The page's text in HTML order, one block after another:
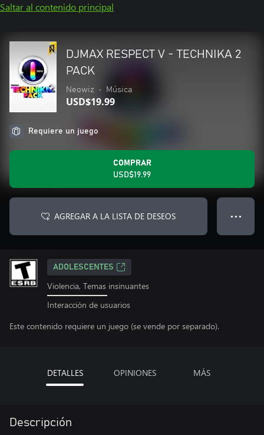
Saltar al contenido principal
DJMAX RESPECT V - TECHNIKA 2
PACK
Neowiz • Música
USD$19.99
Requiere un juego
COMPRAR
USD$19.99
AGREGAR A LA LISTA DE DESEOS ● ● ●
ADOLESCENTES
Violencia, Temas insinuantes
Interacción de usuarios
Este contenido requiere un juego (se vende por separado).
DETALLES OPINIONES MÁS
Descripción